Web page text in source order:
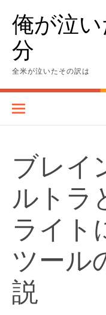
content俺が泣
分
全米が泣いたその訳は
ブレイ
ルトラ
ライト
ツール
説